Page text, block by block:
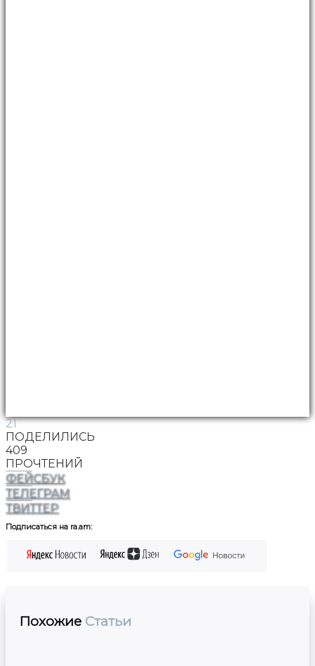
21
ПОДЕЛИЛИСЬ
409
ПРОЧТЕНИЙ
ФЕЙСБУК
ТЕЛЕГРАМ
ТВИТТЕР
Подписаться на ra.am:
Похожие Статьи